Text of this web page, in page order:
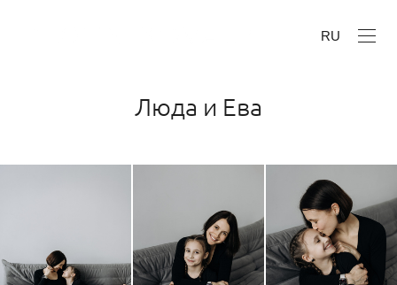
RU
Люда и Ева